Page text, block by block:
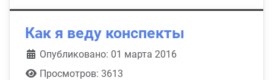
Как я веду конспекты
Информация о материале
Опубликовано: 01 марта 2016
Просмотров: 3613